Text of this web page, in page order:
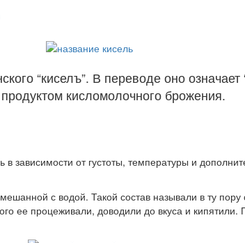
“киселъ”. В переводе оно
кисломолочного брожения.
зависимости от густоты, температуры и
с водой. Такой состав называли в ту
ее процеживали, доводили до вкуса и